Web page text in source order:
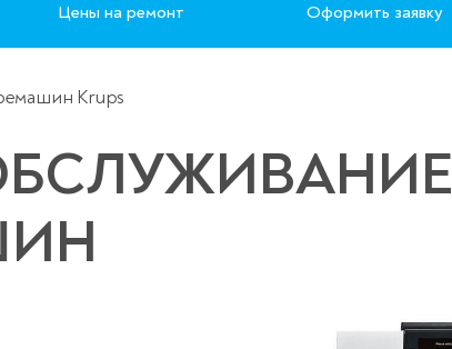
Цены на ремонт Оформить заявку
Krups